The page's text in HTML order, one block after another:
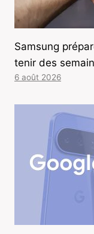
Samsung
tenir des
6 août 2026